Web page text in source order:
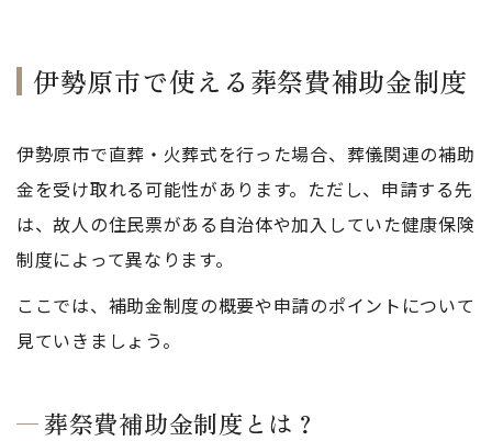
伊勢原市で使える葬祭費補助金制度
伊勢原市で直葬・火葬式を行った場合、葬儀関連の補助
金を受け取れる可能性があります。ただし、申請する先
は、故人の住民票がある自治体や加入していた健康保険
制度によって異なります。
ここでは、補助金制度の概要や申請のポイントについて
見ていきましょう。
葬祭費補助金制度とは？